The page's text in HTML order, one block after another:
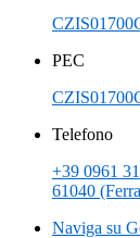
PEC
Telefono
+39 0961
61040
Naviga su